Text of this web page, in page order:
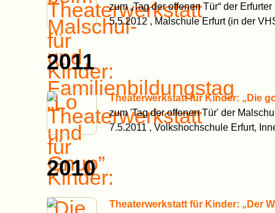
zum „Tag der offenen Tür“ der
5.5.2012 , Malschule Erfurt (in der
2011
Theaterwerkstatt für Kinder: „Die
zum 'Tag der offenen Tür' der
7.5.2011 , Volkshochschule Erfurt,
2010
Theaterwerkstatt für Kinder: „Der